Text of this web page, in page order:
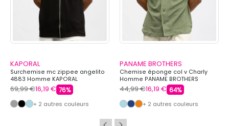
KAPORAL
Surchemise mc zippee angelito
4883 Homme KAPORAL
69,99 €16,19 € 76%
+ 2 autres couleurs
PANAME BROTHERS
Chemise éponge col v Charly
Homme PANAME BROTHERS
44,99 €16,19 € 64%
+ 2 autres couleurs